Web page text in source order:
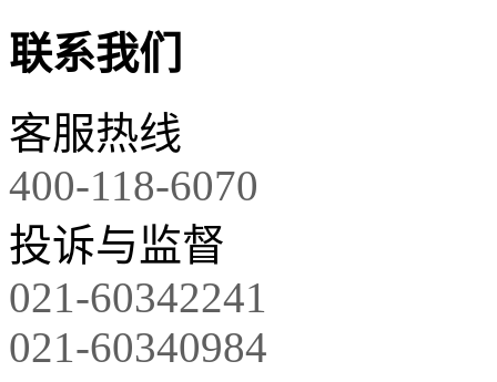
联系我们
客服热线
400-118-6070
投诉与监督
021-60342241
021-60340984